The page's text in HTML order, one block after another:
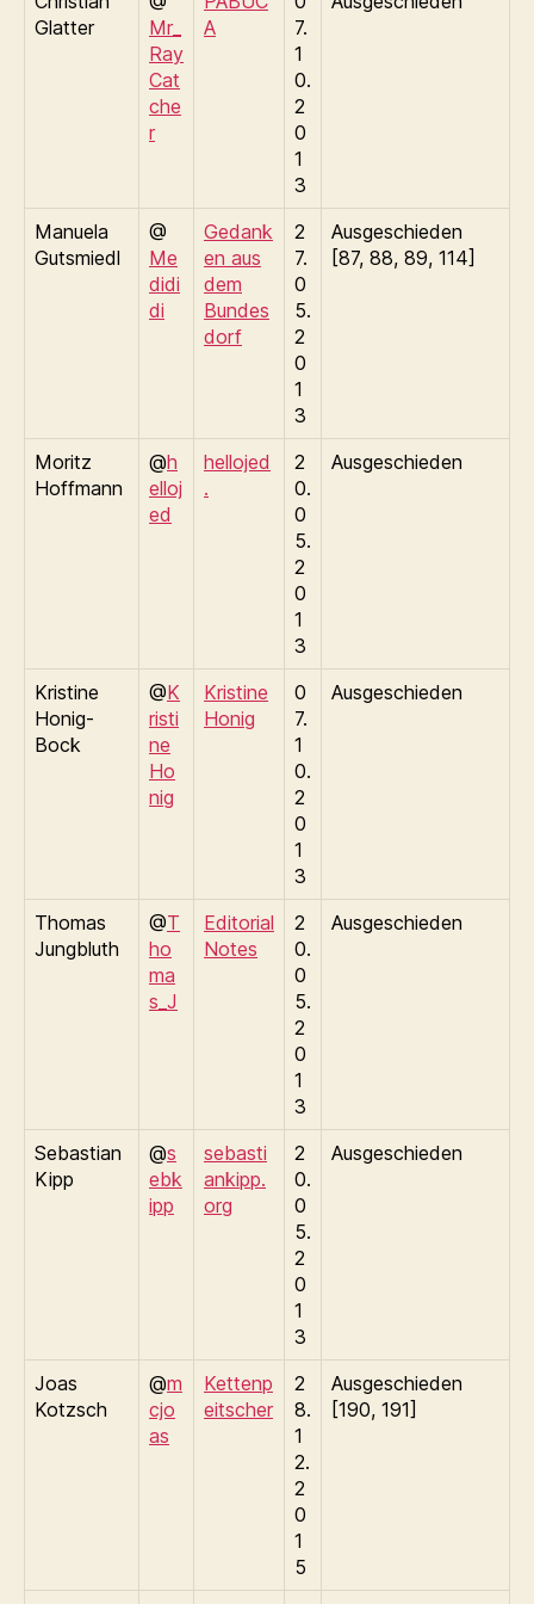
Glatter
Mr_
Ray
Cat
che
r
A
7.
1
0.
2
0
1
3
Manuela
Gutsmiedl
@
Me
didi
di
Gedank
en aus
dem
Bundes
dorf
2
7.
0
5.
2
0
1
3
Ausgeschieden
[87, 88, 89, 114]
Moritz
Hoffmann
@h
elloj
ed
hellojed
.
2
0.
0
5.
2
0
1
3
Ausgeschieden
Kristine
Honig-
Bock
@K
risti
ne
Ho
nig
Kristine
Honig
0
7.
1
0.
2
0
1
3
Ausgeschieden
Thomas
Jungbluth
@T
ho
ma
s_J
Editorial
Notes
2
0.
0
5.
2
0
1
3
Ausgeschieden
Sebastian
Kipp
@s
ebk
ipp
sebasti
ankipp.
org
2
0.
0
5.
2
0
1
3
Ausgeschieden
Joas
Kotzsch
@m
cjo
as
Kettenp
eitscher
2
8.
1
2.
2
0
1
5
Ausgeschieden
[190, 191]